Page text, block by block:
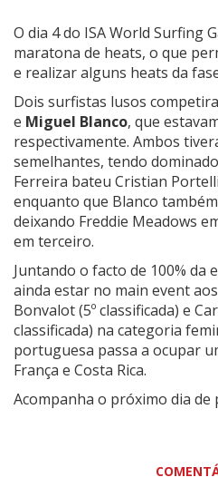
O dia 4 do ISA World Surfing
maratona de heats, o que
e realizar alguns heats da
Dois surfistas lusos
e Miguel Blanco, que
respectivamente. Ambos
semelhantes, tendo
Ferreira bateu Cristian
enquanto que Blanco
deixando Freddie Meadows
em terceiro.
Juntando o facto de 100% da
ainda estar no main event
Bonvalot (5º classificada) e
classificada) na categoria
portuguesa passa a ocupar
França e Costa Rica.
Acompanha o próximo dia de